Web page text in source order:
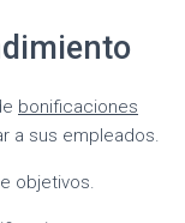
bonificaciones
a sus empleados.
objetivos.